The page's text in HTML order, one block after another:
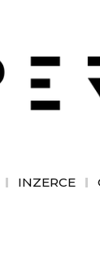
INZERCE